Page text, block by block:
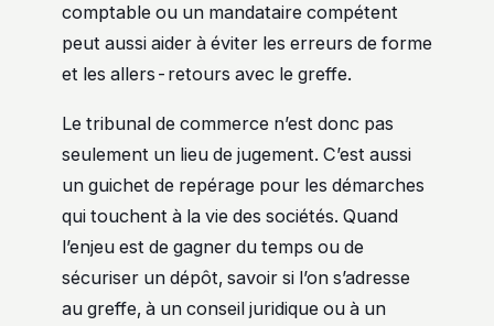
comptable ou un mandataire compétent
peut aussi aider à éviter les erreurs de forme
et les allers-retours avec le greffe.
Le tribunal de commerce n’est donc pas
seulement un lieu de jugement. C’est aussi
un guichet de repérage pour les démarches
qui touchent à la vie des sociétés. Quand
l’enjeu est de gagner du temps ou de
sécuriser un dépôt, savoir si l’on s’adresse
au greffe, à un conseil juridique ou à un